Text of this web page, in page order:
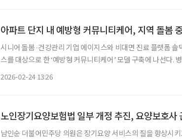
아파트 단지 내 예방형 커뮤니티케어, 지역 돌봄
시니어 돌봄·건강관리 기업 에이지스와 비대면 진료 플랫폼
스를 대상으로 한 ‘예방형 커뮤니티케어’ 모델 구축에 나선다.
2026-02-24 13:26
노인장기요양보험법 일부 개정 추진, 요양보호사
남인순 더불어민주당 의원은 장기요양 서비스의 질을 향상시